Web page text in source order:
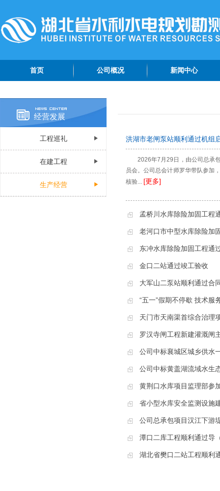
首页 公司概况 新闻中心
管理团队
公司荣誉
认证资质
公示公告
经营发展
工程巡礼
在建工程
生产经营
洪湖市老闸泵站顺利通过机组
2026年7月29日，由公司总承
员会。公司总会计师罗华带队参加
核验... [更多]
孟桥川水库除险加固工程
老河口市中型水库除险加
东冲水库除险加固工程通
金口二站通过竣工验收
大军山二泵站顺利通过合
“五一”假期不停歇 技术
天门市天南渠首综合治理
罗汉寺闸工程新建灌溉闸
公司中标襄城区城乡供水
公司中标黄盖湖流域水生
黄荆口水库项目监理部参
省小型水库安全监测设施
公司总承包项目汉江下游
潭口二库工程顺利通过导
湖北省樊口二站工程顺利